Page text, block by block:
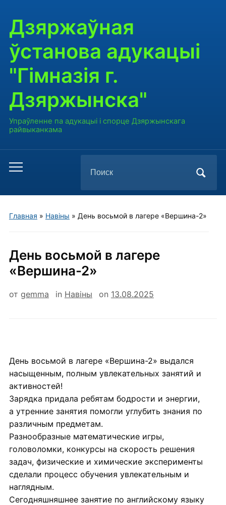
Дзяржаўная
ўстанова адукацыі
"Гімназія г.
Дзяржынска"
Упраўленне па адукацыі і спорце Дзяржынскага
райвыканкама
Переключить
меню
по:
Главная » Навiны » День восьмой в лагере «Вершина-2»
День восьмой в лагере
«Вершина-2»
от gemma in Навiны on 13.08.2025
День восьмой в лагере «Вершина-2» выдался
насыщенным, полным увлекательных занятий и
активностей!
Зарядка придала ребятам бодрости и энергии,
а утренние занятия помогли углубить знания по
различным предметам.
Разнообразные математические игры,
головоломки, конкурсы на скорость решения
задач, физические и химические эксперименты
сделали процесс обучения увлекательным и
наглядным.
Сегодняшняшнее занятие по английскому языку